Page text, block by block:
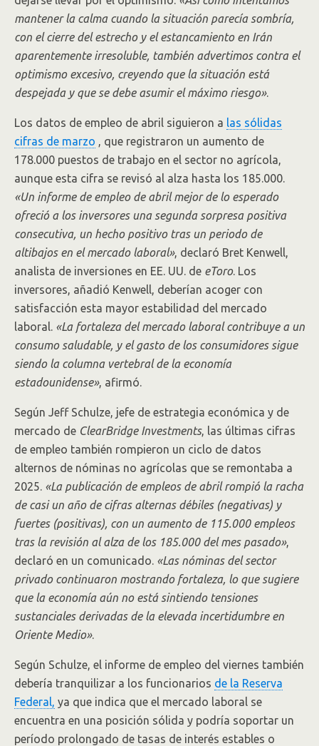
mantener la calma cuando la situación parecía sombría,
con el cierre del estrecho y el estancamiento en Irán
aparentemente irresoluble, también advertimos contra el
optimismo excesivo, creyendo que la situación está
despejada y que se debe asumir el máximo riesgo».
Los datos de empleo de abril siguieron a las sólidas
cifras de marzo , que registraron un aumento de
178.000 puestos de trabajo en el sector no agrícola,
aunque esta cifra se revisó al alza hasta los 185.000.
«Un informe de empleo de abril mejor de lo esperado
ofreció a los inversores una segunda sorpresa positiva
consecutiva, un hecho positivo tras un periodo de
altibajos en el mercado laboral», declaró Bret Kenwell,
analista de inversiones en EE. UU. de eToro. Los
inversores, añadió Kenwell, deberían acoger con
satisfacción esta mayor estabilidad del mercado
laboral. «La fortaleza del mercado laboral contribuye a un
consumo saludable, y el gasto de los consumidores sigue
siendo la columna vertebral de la economía
estadounidense», afirmó.
Según Jeff Schulze, jefe de estrategia económica y de
mercado de ClearBridge Investments, las últimas cifras
de empleo también rompieron un ciclo de datos
alternos de nóminas no agrícolas que se remontaba a
2025. «La publicación de empleos de abril rompió la racha
de casi un año de cifras alternas débiles (negativas) y
fuertes (positivas), con un aumento de 115.000 empleos
tras la revisión al alza de los 185.000 del mes pasado»,
declaró en un comunicado. «Las nóminas del sector
privado continuaron mostrando fortaleza, lo que sugiere
que la economía aún no está sintiendo tensiones
sustanciales derivadas de la elevada incertidumbre en
Oriente Medio».
Según Schulze, el informe de empleo del viernes también
debería tranquilizar a los funcionarios de la Reserva
Federal, ya que indica que el mercado laboral se
encuentra en una posición sólida y podría soportar un
período prolongado de tasas de interés estables o